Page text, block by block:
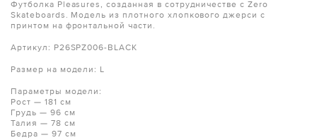
Футболка Pleasures, созданная в сотрудничестве с Zero
Skateboards. Модель из плотного хлопкового джерси с
принтом на фронтальной части.
Артикул: P26SPZ006-BLACK
Размер на модели: L
Параметры модели:
Рост — 181 см
Грудь — 96 см
Талия — 78 см
Бедра — 97 см